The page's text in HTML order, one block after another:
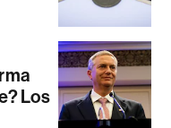
Los